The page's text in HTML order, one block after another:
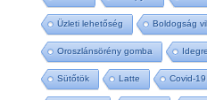
Üzleti lehetőség Boldogság
Oroszlánsörény gomba
Sütőtök Latte Covid-19